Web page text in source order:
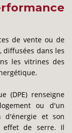
de vente ou de
diffusées dans les
les vitrines des
(DPE) renseigne
ou d'un
d'énergie et son
effet de serre. Il